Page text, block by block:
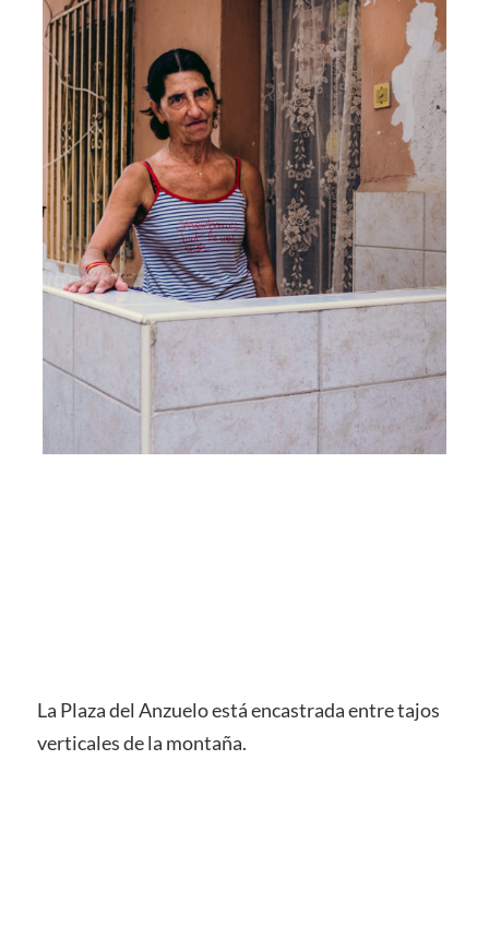
La Plaza del Anzuelo está encastrada entre tajos
verticales de la montaña.